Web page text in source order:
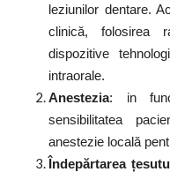
leziunilor dentare.
clinică, folosirea
dispozitive
intraorale.
Anestezia: in
sensibilitatea
anestezie locală
Îndepărtarea